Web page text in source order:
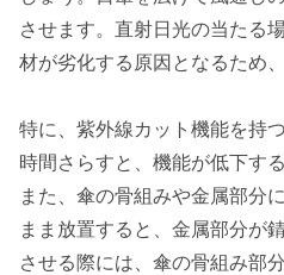
させます。直射日光の当たる
材が劣化する原因となるため
特に、紫外線カット機能を持
時間さらすと、機能が低下す
また、傘の骨組みや金属部分
まま放置すると、金属部分が
させる際には、傘の骨組み部